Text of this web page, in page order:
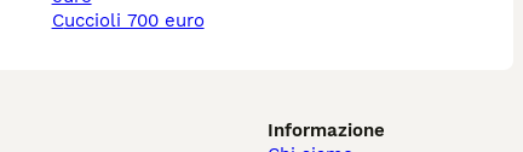
cuccioli 700 euro
Informazione